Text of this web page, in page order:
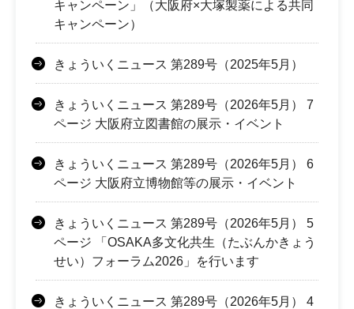
キャンペーン」（大阪府×大塚製薬による共同
キャンペーン）
きょういくニュース 第289号（2025年5月）
きょういくニュース 第289号（2026年5月） 7
ページ 大阪府立図書館の展示・イベント
きょういくニュース 第289号（2026年5月） 6
ページ 大阪府立博物館等の展示・イベント
きょういくニュース 第289号（2026年5月） 5
ページ 「OSAKA多文化共生（たぶんかきょう
せい）フォーラム2026」を行います
きょういくニュース 第289号（2026年5月） 4